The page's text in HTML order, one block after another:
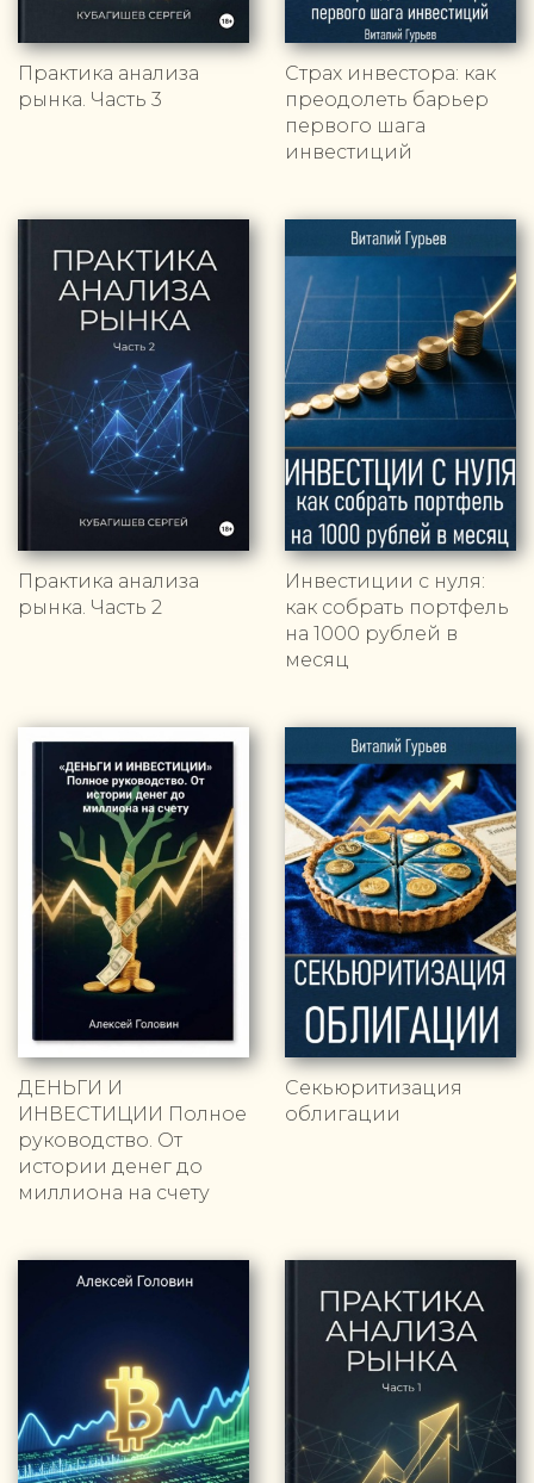
Практика анализа
рынка. Часть 3
Страх инвестора: как
преодолеть барьер
первого шага
инвестиций
Практика анализа
рынка. Часть 2
Инвестиции с нуля:
как собрать портфель
на 1000 рублей в
месяц
ДЕНЬГИ И
ИНВЕСТИЦИИ Полное
руководство. От
истории денег до
миллиона на счету
Секьюритизация
облигации